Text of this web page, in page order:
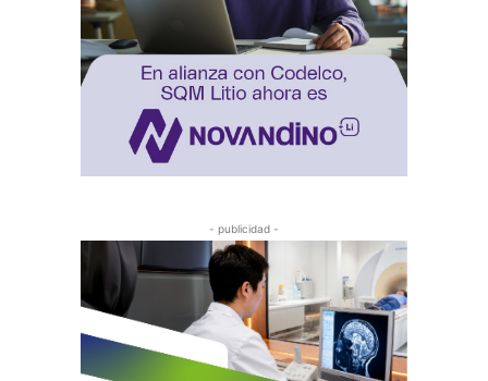
- publicidad -